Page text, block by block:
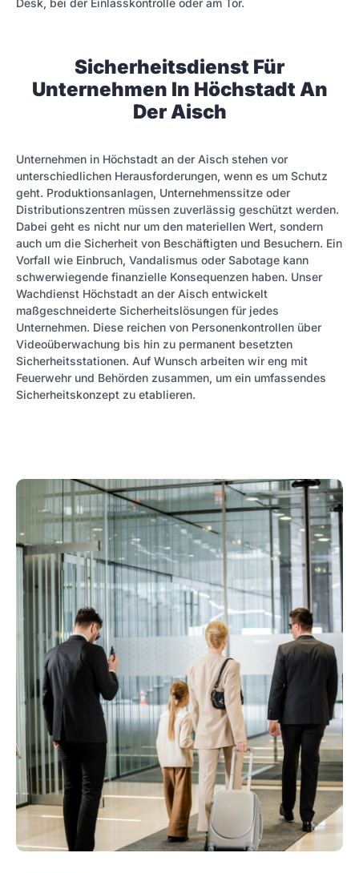
Desk, bei der Einlasskontrolle oder am Tor.
Sicherheitsdienst Für
Unternehmen In Höchstadt An
Der Aisch
Unternehmen in Höchstadt an der Aisch stehen vor
unterschiedlichen Herausforderungen, wenn es um Schutz
geht. Produktionsanlagen, Unternehmenssitze oder
Distributionszentren müssen zuverlässig geschützt werden.
Dabei geht es nicht nur um den materiellen Wert, sondern
auch um die Sicherheit von Beschäftigten und Besuchern. Ein
Vorfall wie Einbruch, Vandalismus oder Sabotage kann
schwerwiegende finanzielle Konsequenzen haben. Unser
Wachdienst Höchstadt an der Aisch entwickelt
maßgeschneiderte Sicherheitslösungen für jedes
Unternehmen. Diese reichen von Personenkontrollen über
Videoüberwachung bis hin zu permanent besetzten
Sicherheitsstationen. Auf Wunsch arbeiten wir eng mit
Feuerwehr und Behörden zusammen, um ein umfassendes
Sicherheitskonzept zu etablieren.